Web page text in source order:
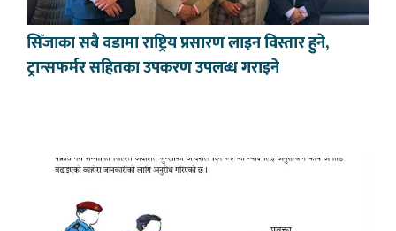
सिँजाका सबै वडामा राष्ट्रिय प्रसारण लाइन विस्तार हुने,
ट्रान्सफर्मर सहितका उपकरण उपलब्ध गराइने